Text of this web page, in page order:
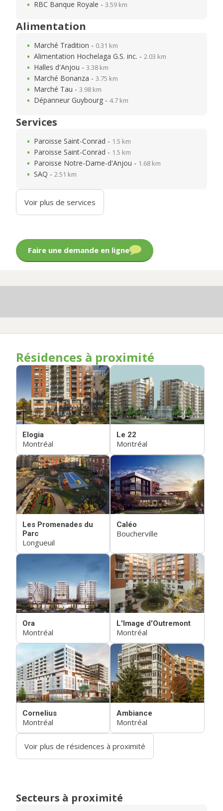
RBC Banque Royale - 3.59 km
Alimentation
Marché Tradition - 0.31 km
Alimentation Hochelaga G.S. inc. - 2.03 km
Halles d'Anjou - 3.38 km
Marché Bonanza - 3.75 km
Marché Tau - 3.98 km
Dépanneur Guybourg - 4.7 km
Services
Paroisse Saint-Conrad - 1.5 km
Paroisse Saint-Conrad - 1.5 km
Paroisse Notre-Dame-d'Anjou - 1.68 km
SAQ - 2.51 km
Voir plus de services
Faire une demande en ligne
Résidences à proximité
Elogia
Montréal
Le 22
Montréal
Les Promenades du
Parc
Longueuil
Caléo
Boucherville
Ora
Montréal
L'Image d'Outremont
Montréal
Cornelius
Montréal
Ambiance
Montréal
Voir plus de résidences à proximité
Secteurs à proximité